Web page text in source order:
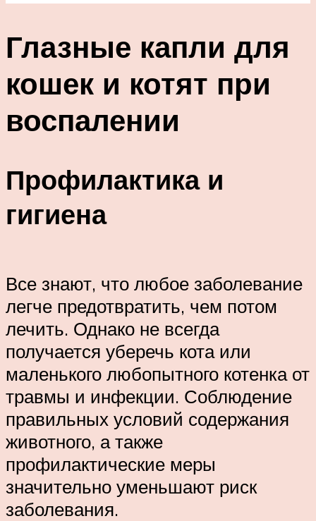
Глазные капли для
кошек и котят при
воспалении
Профилактика и
гигиена
Все знают, что любое заболевание
легче предотвратить, чем потом
лечить. Однако не всегда
получается уберечь кота или
маленького любопытного котенка от
травмы и инфекции. Соблюдение
правильных условий содержания
животного, а также
профилактические меры
значительно уменьшают риск
заболевания.